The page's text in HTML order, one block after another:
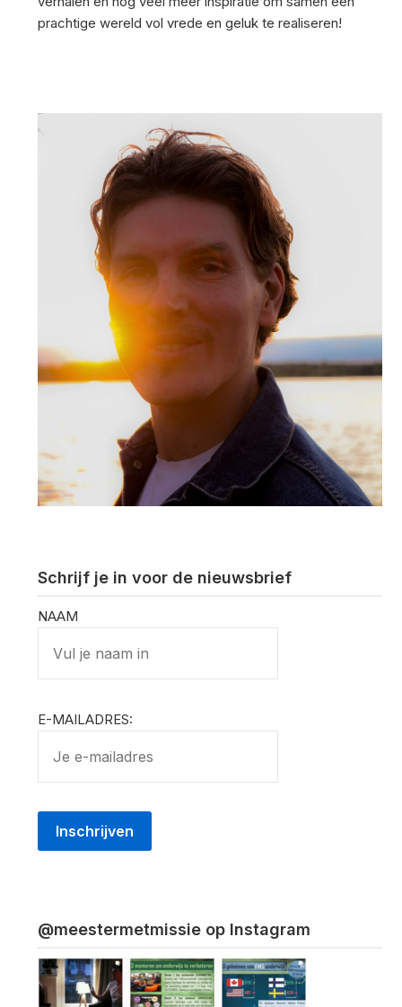
prachtige wereld vol vrede en geluk te realiseren!
Schrijf je in voor de nieuwsbrief
NAAM
E-MAILADRES:
@meestermetmissie op Instagram